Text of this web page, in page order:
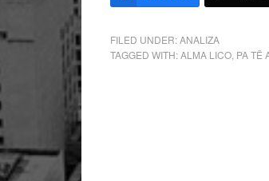
FILED UNDER:ANALIZA
TAGGED WITH:ALMA LICO PA TË